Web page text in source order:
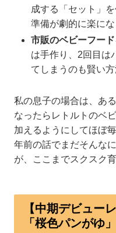
成する「セット」
準備が劇的に楽にな
市販のベビーフー
は手作り、2回目は
てしまうのも賢い方
私の息子の場合は、あ
なったらレトルトのベ
加えるようにしてほぼ
年前の話でまだそんな
が、ここまでスクスク
【中期デビュー
「桜色パンがゆ」